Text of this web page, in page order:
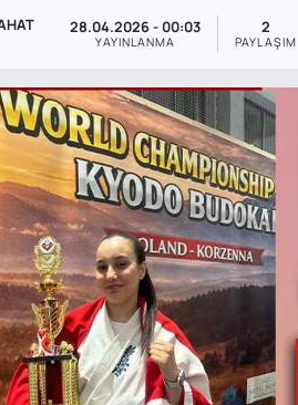
28.04.2026 - 00:03
YAYINLANMA
2
PAYLAŞIM